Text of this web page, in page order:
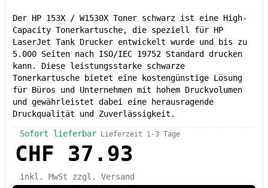
Der HP 153X / W1530X Toner schwarz ist eine High-
Capacity Tonerkartusche, die speziell für HP
LaserJet Tank Drucker entwickelt wurde und bis zu
5.000 Seiten nach ISO/IEC 19752 Standard drucken
kann. Diese leistungsstarke schwarze
Tonerkartusche bietet eine kostengünstige Lösung
für Büros und Unternehmen mit hohem Druckvolumen
und gewährleistet dabei eine herausragende
Druckqualität und Zuverlässigkeit.
Sofort lieferbar Lieferzeit 1-3 Tage
CHF 37.93
inkl. MwSt
zzgl. Versand